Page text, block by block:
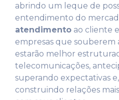
abrindo um leque de
entendimento do
atendimento ao cliente
empresas que souberem
estarão melhor
telecomunicações,
superando expectativas
construindo relações